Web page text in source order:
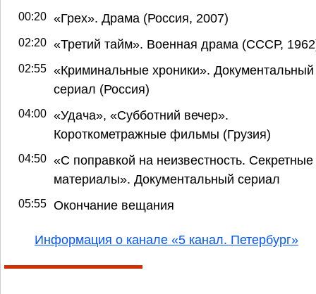
00:20 «Грех». Драма (Россия, 2007)
02:20 «Третий тайм». Военная драма (СССР,
02:55 «Криминальные хроники». Документальный
сериал (Россия)
04:00 «Удача», «Субботний вечер».
Короткометражные фильмы (Грузия)
04:50 «С поправкой на неизвестность. Секретные
материалы». Документальный сериал
05:55 Окончание вещания
Информация о канале «5 канал. Петербург»